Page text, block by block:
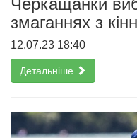
Черкащанки
змаганнях з
12.07.23 18:40
Детальніше